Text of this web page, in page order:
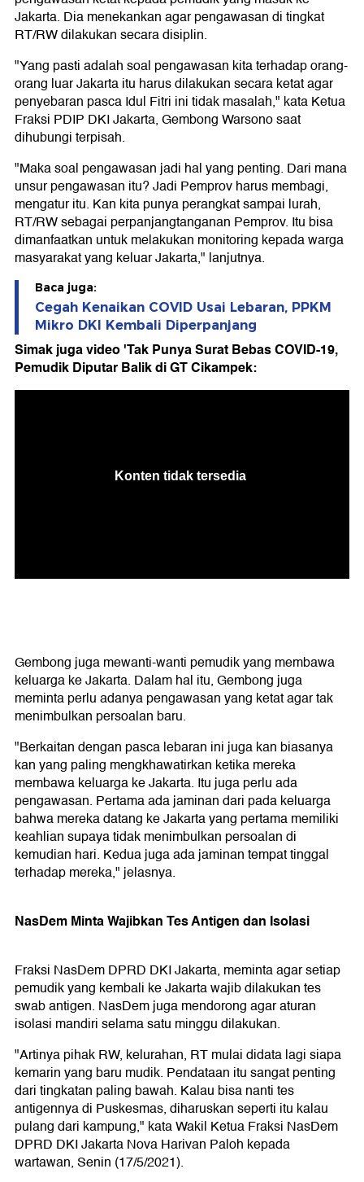
Jakarta. Dia menekankan agar pengawasan di tingkat
RT/RW dilakukan secara disiplin.
"Yang pasti adalah soal pengawasan kita terhadap orang-
orang luar Jakarta itu harus dilakukan secara ketat agar
penyebaran pasca Idul Fitri ini tidak masalah," kata Ketua
Fraksi PDIP DKI Jakarta, Gembong Warsono saat
dihubungi terpisah.
"Maka soal pengawasan jadi hal yang penting. Dari mana
unsur pengawasan itu? Jadi Pemprov harus membagi,
mengatur itu. Kan kita punya perangkat sampai lurah,
RT/RW sebagai perpanjangtanganan Pemprov. Itu bisa
dimanfaatkan untuk melakukan monitoring kepada warga
masyarakat yang keluar Jakarta," lanjutnya.
Baca juga:
Cegah Kenaikan COVID Usai Lebaran, PPKM
Mikro DKI Kembali Diperpanjang
Simak juga video 'Tak Punya Surat Bebas COVID-19,
Pemudik Diputar Balik di GT Cikampek:
Gembong juga mewanti-wanti pemudik yang membawa
keluarga ke Jakarta. Dalam hal itu, Gembong juga
meminta perlu adanya pengawasan yang ketat agar tak
menimbulkan persoalan baru.
"Berkaitan dengan pasca lebaran ini juga kan biasanya
kan yang paling mengkhawatirkan ketika mereka
membawa keluarga ke Jakarta. Itu juga perlu ada
pengawasan. Pertama ada jaminan dari pada keluarga
bahwa mereka datang ke Jakarta yang pertama memiliki
keahlian supaya tidak menimbulkan persoalan di
kemudian hari. Kedua juga ada jaminan tempat tinggal
terhadap mereka," jelasnya.
NasDem Minta Wajibkan Tes Antigen dan Isolasi
Fraksi NasDem DPRD DKI Jakarta, meminta agar setiap
pemudik yang kembali ke Jakarta wajib dilakukan tes
swab antigen. NasDem juga mendorong agar aturan
isolasi mandiri selama satu minggu dilakukan.
"Artinya pihak RW, kelurahan, RT mulai didata lagi siapa
kemarin yang baru mudik. Pendataan itu sangat penting
dari tingkatan paling bawah. Kalau bisa nanti tes
antigennya di Puskesmas, diharuskan seperti itu kalau
pulang dari kampung," kata Wakil Ketua Fraksi NasDem
DPRD DKI Jakarta Nova Harivan Paloh kepada
wartawan, Senin (17/5/2021).